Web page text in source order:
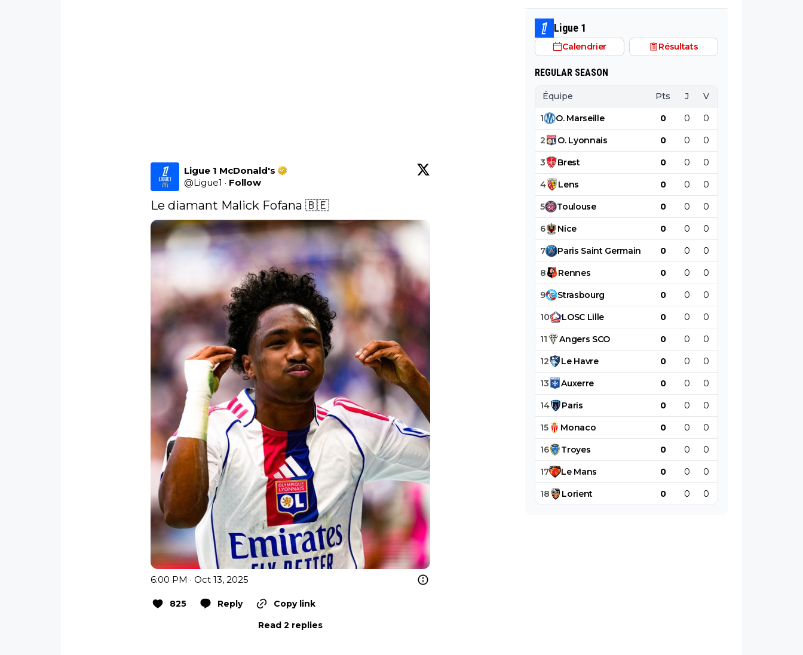
Ligue 1 McDonald's
@Ligue1 · Follow
Le diamant Malick Fofana 🇧🇪
6:00 PM · Oct 13, 2025
825 Reply
Copy link
Read 2 replies
Ligue 1
Calendrier Résultats
REGULAR SEASON
Équipe Pts J V
1 O. Marseille 0 0 0
2 O. Lyonnais 0 0 0
3 Brest 0 0 0
4 Lens 0 0 0
5 Toulouse 0 0 0
6 Nice 0 0 0
7 Paris Saint Germain 0 0 0
8 Rennes 0 0 0
9 Strasbourg 0 0 0
10 LOSC Lille 0 0 0
11 Angers SCO 0 0 0
12 Le Havre 0 0 0
13 Auxerre 0 0 0
14 Paris 0 0 0
15 Monaco 0 0 0
16 Troyes 0 0 0
17 Le Mans 0 0 0
18 Lorient 0 0 0